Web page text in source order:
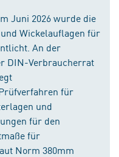
Juni 2026 wurde die
Wickelauflagen für
An der
DIN-Verbraucherrat
für
und
für den
für
Norm 380mm